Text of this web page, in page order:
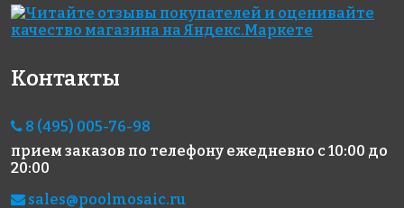
Rose A 95(3+)
318x318
Rose A 04(1)
318x318
Rose WA 12
318x318
Контакты
8 (495) 005-76-98
прием заказов по телефону ежедневно с 10:00 до
20:00
sales@poolmosaic.ru